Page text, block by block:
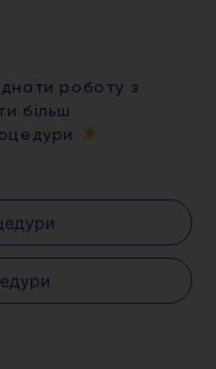
роботу з
більш